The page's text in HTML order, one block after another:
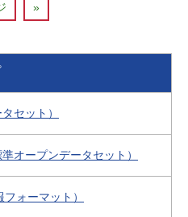
»
セット）
オープンデータセット）
ォーマット）